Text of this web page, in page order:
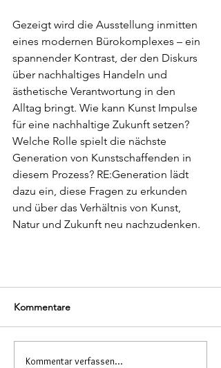
Gezeigt wird die Ausstellung inmitten
eines modernen Bürokomplexes – ein
spannender Kontrast, der den Diskurs
über nachhaltiges Handeln und
ästhetische Verantwortung in den
Alltag bringt. Wie kann Kunst Impulse
für eine nachhaltige Zukunft setzen?
Welche Rolle spielt die nächste
Generation von Kunstschaffenden in
diesem Prozess? RE:Generation lädt
dazu ein, diese Fragen zu erkunden
und über das Verhältnis von Kunst,
Natur und Zukunft neu nachzudenken.
Kommentare
Kommentar verfassen...